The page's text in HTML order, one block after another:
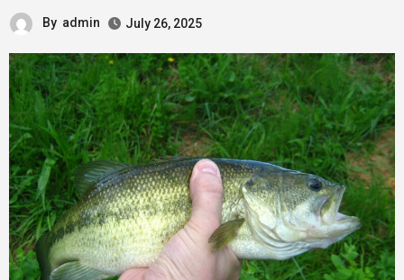
By admin July 26, 2025